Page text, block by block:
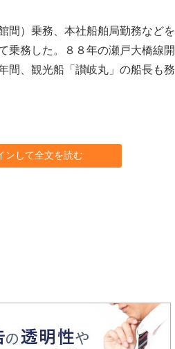
）乗務、本社船舶局勤務などを
乗務した。８８年の瀬戸大橋線開
間、観光船「讃岐丸」の船長も務
ンして全文を読む